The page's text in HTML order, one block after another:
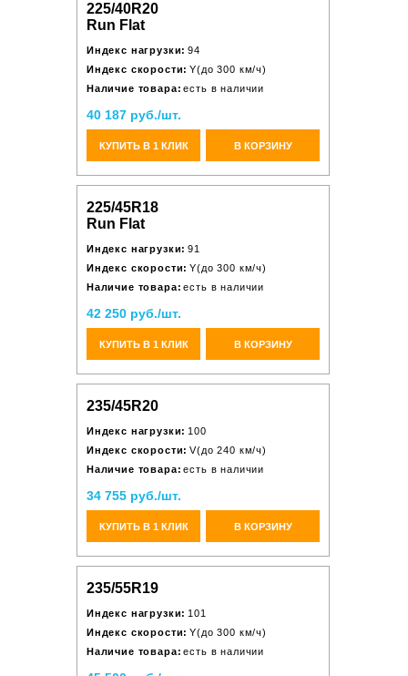
225/40R20
Run Flat
Индекс нагрузки: 94
Индекс скорости: Y(до 300 км/ч)
Наличие товара: есть в наличии
40 187 руб./шт.
КУПИТЬ В 1 КЛИК В КОРЗИНУ
225/45R18
Run Flat
Индекс нагрузки: 91
Индекс скорости: Y(до 300 км/ч)
Наличие товара: есть в наличии
42 250 руб./шт.
КУПИТЬ В 1 КЛИК В КОРЗИНУ
235/45R20
Индекс нагрузки: 100
Индекс скорости: V(до 240 км/ч)
Наличие товара: есть в наличии
34 755 руб./шт.
КУПИТЬ В 1 КЛИК В КОРЗИНУ
235/55R19
Индекс нагрузки: 101
Индекс скорости: Y(до 300 км/ч)
Наличие товара: есть в наличии